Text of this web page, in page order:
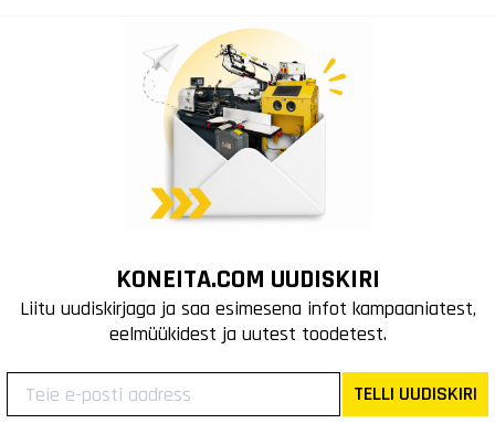
KONEITA.COM UUDISKIRI
Liitu uudiskirjaga ja saa esimesena infot kampaaniatest,
eelmüükidest ja uutest toodetest.
TELLI UUDISKIRI